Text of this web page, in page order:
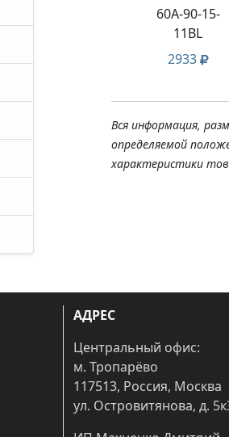
8060
60A-90-15-
11BL
2933
Вся информация,
определяемой
характеристики
АДРЕС
Центральный офис:
м. Тропарёво
117513, Россия, Москва
ул. Островитянова, д.